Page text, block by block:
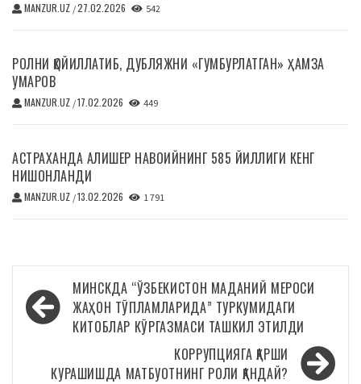
MANZUR.UZ /27.02.2026 542
РОЛНИ ҚОЙИЛЛАТИБ, ДУБЛЯЖНИ «ГУМБУРЛАТГАН» ҲАМЗА
УМАРОВ
MANZUR.UZ /17.02.2026 449
АСТРАХАНДА АЛИШЕР НАВОИЙНИНГ 585 ЙИЛЛИГИ КЕНГ
НИШОНЛАНДИ
MANZUR.UZ /13.02.2026 1 791
Навигация
по
записям
МИНСКДА “ЎЗБЕКИСТОН МАДАНИЙ МЕРОСИ
ЖАҲОН ТЎПЛАМЛАРИДА” ТУРКУМИДАГИ
КИТОБЛАР КЎРГАЗМАСИ ТАШКИЛ ЭТИЛДИ
КОРРУПЦИЯГА ҚАРШИ
КУРАШИШДА МАТБУОТНИНГ РОЛИ ҚАНДАЙ?